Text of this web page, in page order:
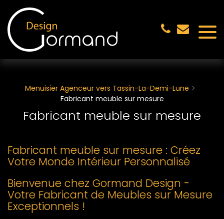
Menuisier Agenceur vers Tassin-La-Demi-Lune
Fabricant meuble sur mesure
Fabricant meuble sur mesure
Fabricant meuble sur mesure : Créez
Votre Monde Intérieur Personnalisé
Bienvenue chez Gormand Design -
Votre Fabricant de Meubles sur Mesure
Exceptionnels !
Panneau de gestion des cookies